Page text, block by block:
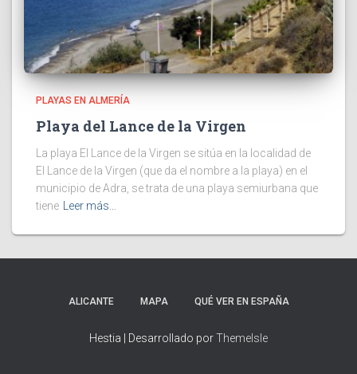
PLAYAS EN ALMERÍA
Playa del Lance de la Virgen
La playa El Lance de la Virgen se sitúa en la localidad de
El Lance de la Virgen (que da el nombre a la playa) en el
municipio de Adra, se trata de una playa semiurbana que
tiene
Leer más…
ALICANTE MAPA QUÉ VER EN ESPAÑA
Hestia | Desarrollado porThemeIsle